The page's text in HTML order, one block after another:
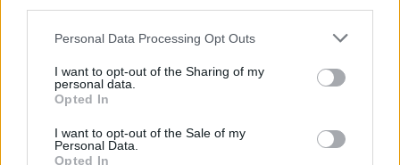
Please note that this website/app uses one or more Google
not limited to your visit or usage behaviour. You may click to
grant or deny consent to Google and its third-party tags to
use your data for below specified purposes in below Google
consent section.
Personal Data Processing Opt Outs
I want to opt-out of the Sharing of my
personal data.
Opted In
I want to opt-out of the Sale of my
Personal Data.
Opted In
Brandnyúl mini disco
HÍRLEVÉL